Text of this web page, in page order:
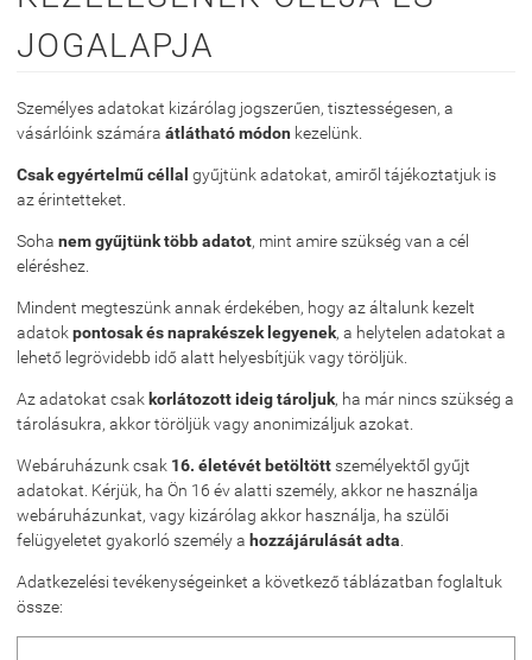
JOGALAPJA
Személyes adatokat kizárólag jogszerűen, tisztességesen, a
vásárlóink számára átlátható módon kezelünk.
Csak egyértelmű céllal gyűjtünk adatokat, amiről tájékoztatjuk is
az érintetteket.
Soha nem gyűjtünk több adatot, mint amire szükség van a cél
eléréshez.
Mindent megteszünk annak érdekében, hogy az általunk kezelt
adatokpontosak és naprakészek legyenek, a helytelen adatokat a
lehető legrövidebb idő alatt helyesbítjük vagy töröljük.
Az adatokat csak korlátozott ideig tároljuk, ha már nincs szükség a
tárolásukra, akkor töröljük vagy anonimizáljuk azokat.
Webáruházunk csak 16. életévét betöltöttszemélyektől gyűjt
adatokat. Kérjük, ha Ön 16 év alatti személy, akkor ne használja
webáruházunkat, vagy kizárólag akkor használja, ha szülői
felügyeletet gyakorló személy a hozzájárulását adta
Adatkezelési tevékenységeinket a következő táblázatban foglaltuk
össze: